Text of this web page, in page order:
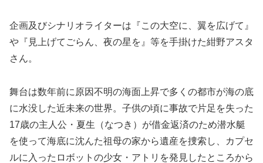
企画及びシナリオライターは『この大空に、翼を広げて』
や『見上げてごらん、夜の星を』等を手掛けた紺野アスタ
さん。
舞台は数年前に原因不明の海面上昇で多くの都市が海の底
に水没した近未来の世界。子供の頃に事故で片足を失った
17歳の主人公・夏生（なつき）が借金返済のため潜水艇
を使って海底に沈んた祖母の家から遺産を捜索し、カプセ
ルに入ったロボットの少女・アトリを発見したところから